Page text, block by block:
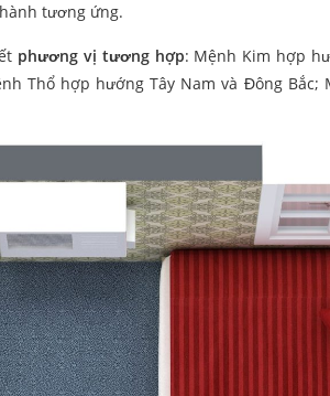
tương ứng.
phương vị tương hợp: Mệnh Kim hợp
Thổ hợp hướng Tây Nam và Đông